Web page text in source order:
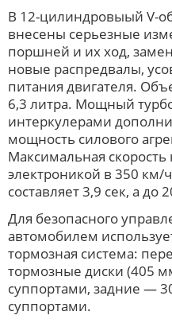
В 12-цилиндровыый V-
внесены серьезные
поршней и их ход,
новые распредвалы,
питания двигателя.
6,3 литра. Мощный
интеркулерами
мощность силового
Максимальная скорость
электроникой в 350 км/
составляет 3,9 сек, а до
Для безопасного
автомобилем
тормозная система:
тормозные диски (405
суппортами, задние —
суппортами.